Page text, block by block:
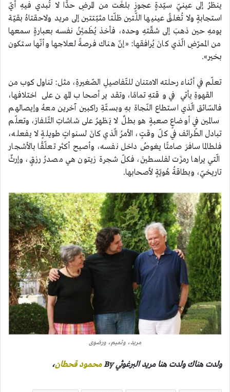
ينظرُ إلى عينيّ سيّدةٍ عجوزٍ بلغَت من المرضِ حدًّا لا تُبدي فيهِ أيّ
استجابةٍ ولا تُغلقُ عينيها اللّتين ظلّتا مثبّتتين إلى مريد ولاحقتاهُ بقيّة
يومهِ حين ذهبَ إلى شقّتهِ وحده، فأخذ يُطَمئِنُ نفسه بعبارةٍ سمعها
من الممرّضِ الّذي كانَ يُرافقها: «إنّ هناك فرصةً لعلاجها وأنّها ستكون
بخير».
تعلّم في أثناء رحلته الامتنان للتّفاصيلِ الصّغيرةِ، مثل: تناول كوب من
القهوةِ يأتي في وقتهِ تمامًا، وتقدير أصحاب المهن على اختلافها،
فالسّائق الّذي استطاع النّجاة بهِ وبستّةِ راكبين آخرين معهُ وإيصالهم
سالمين في أوضاعٍ صعبةٍ هو بطلٌ لا يَظهرُ على شاشاتِ التّلفاز، وتعلّم
تبادل الطّرائف في كلّ وقتٍ، الأمرُ الّذي كانَ لسنواتٍ طويلةٍ لا يفعله،
فلطالما سافرَ صامتًا يغوصُ داخل نفسه، وأصبح أكثر تعلّقًا بالأشجار
الّتي يراها رمزَت لفلسطينَ، فكلّ شجرة زيتون هي مصدرُ رزقٍ، وإرثٌ
تاريخيّ، وبطاقةُ هُويّةٍ لأصحابها.
مريد، وتميم، ورضوى
ولدت هناك ولدت هنا مريد البرغوثي By محمود قحطان،